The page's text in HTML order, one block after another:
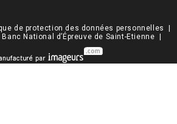
de protection des données personnelles
National d’Épreuve de Saint-Etienne |